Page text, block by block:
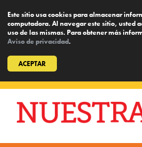
Este sitio usa cookies para almacenar
computadora. Al navegar este sitio, usted
uso de las mismas. Para obtener más
Aviso de privacidad.
ACEPTAR
content